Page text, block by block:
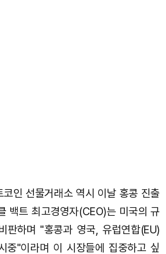
인 선물거래소 역시 이날 홍콩 진출
백트 최고경영자(CEO)는 미국의 규
판하며 "홍콩과 영국, 유럽연합(EU)
중"이라며 이 시장들에 집중하고 싶